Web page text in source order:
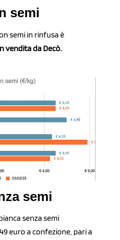
semi
semi in rinfusa è
vendita da Decò.
semi
senza semi
euro a confezione, pari a